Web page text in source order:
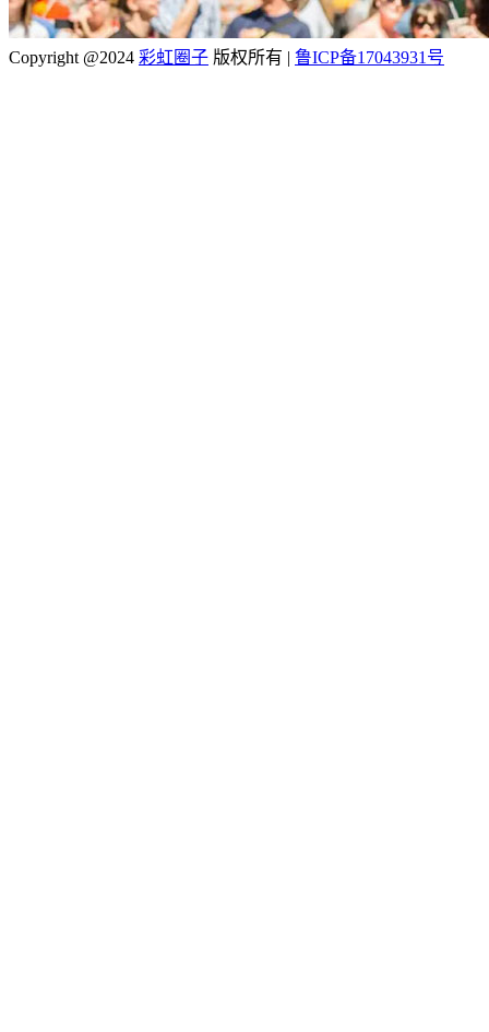
Copyright @2024 彩虹圈子 版权所有 | 鲁ICP备17043931号